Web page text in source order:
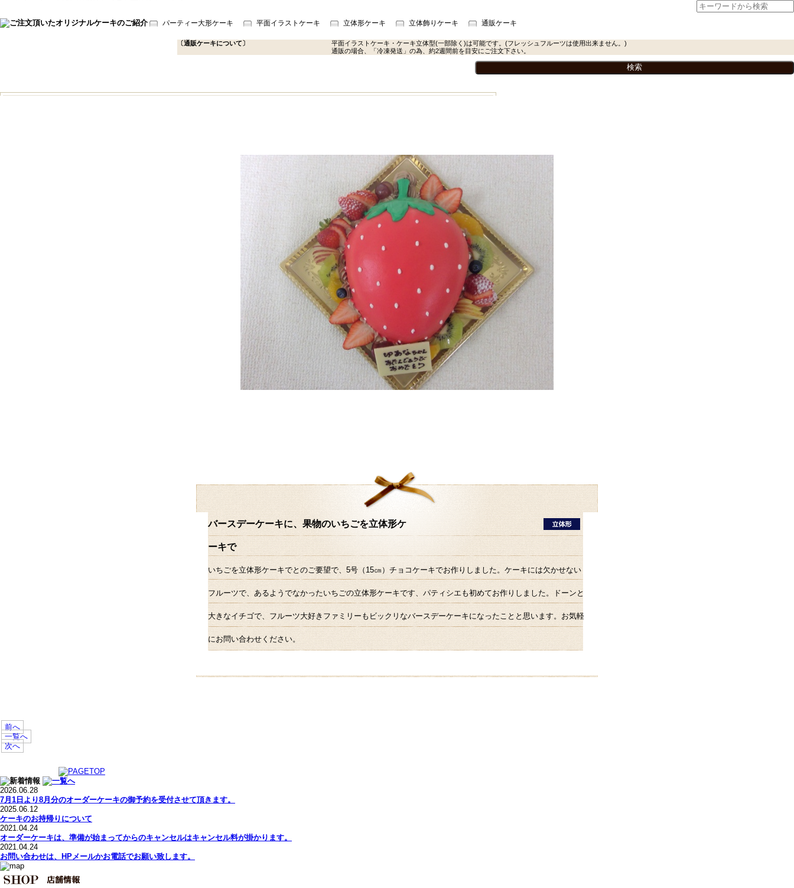
パーティー大形ケーキ 平面イラストケーキ 立体形ケーキ 立体飾りケーキ 通販ケーキ
〔通販ケーキについて〕
平面イラストケーキ・ケーキ立体型(一部除く)は可能です。(フレッシュフルーツは使用出来ません。)
通販の場合、「冷凍発送」の為、約2週間前を目安にご注文下さい。
バースデーケーキに、果物のいちごを立体形ケ
ーキで
いちごを立体形ケーキでとのご要望で、5号（15㎝）チョコケーキでお作りしました。ケーキには欠かせない
フルーツで、あるようでなかったいちごの立体形ケーキです、パティシエも初めてお作りしました。ドーンと
大きなイチゴで、フルーツ大好きファミリーもビックリなバースデーケーキになったことと思います。お気軽
にお問い合わせください。
前へ
一覧へ
次へ
2026.06.28
7月1日より8月分のオーダーケーキの御予約を受付させて頂きます。
2025.06.12
ケーキのお持帰りについて
2021.04.24
オーダーケーキは、準備が始まってからのキャンセルはキャンセル料が掛かります。
2021.04.24
お問い合わせは、HPメールかお電話でお願い致します。